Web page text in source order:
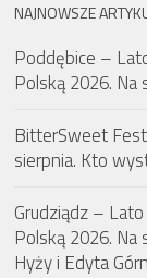
NAJNOWSZE
Poddębice –
Polską 2026. Na
BitterSweet
sierpnia. Kto
Grudziądz –
Polską 2026. Na
Hyży i Edyta